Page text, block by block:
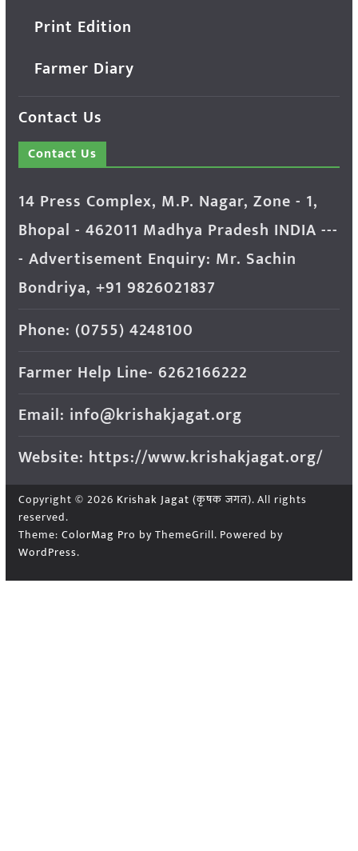
Print Edition
Farmer Diary
Contact Us
Contact Us
14 Press Complex, M.P. Nagar, Zone - 1,
Bhopal - 462011 Madhya Pradesh INDIA ---
- Advertisement Enquiry: Mr. Sachin
Bondriya, +91 9826021837
Phone: (0755) 4248100
Farmer Help Line- 6262166222
Email: info@krishakjagat.org
Website: https://www.krishakjagat.org/
Copyright © 2026 Krishak Jagat (कृषक जगत). All rights
reserved.
Theme: ColorMag Pro by ThemeGrill. Powered by
WordPress.